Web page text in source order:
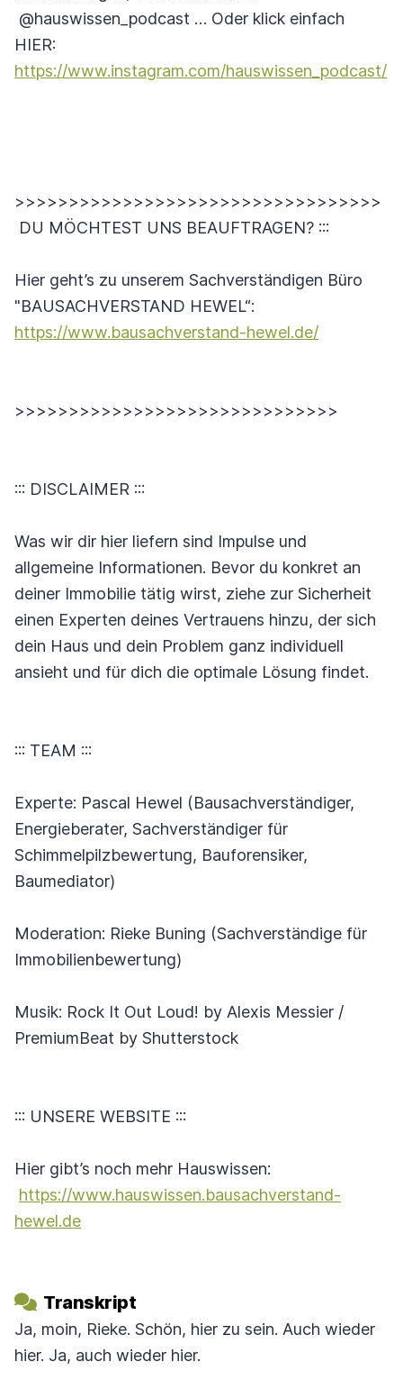
@hauswissen_podcast … Oder klick einfach
HIER:
https://www.instagram.com/hauswissen_podcast/
>>>>>>>>>>>>>>>>>>>>>>>>>>>>>>>>>>
DU MÖCHTEST UNS BEAUFTRAGEN? :::
Hier geht’s zu unserem Sachverständigen Büro
"BAUSACHVERSTAND HEWEL“:
https://www.bausachverstand-hewel.de/
>>>>>>>>>>>>>>>>>>>>>>>>>>>>>>
::: DISCLAIMER :::
Was wir dir hier liefern sind Impulse und
allgemeine Informationen. Bevor du konkret an
deiner Immobilie tätig wirst, ziehe zur Sicherheit
einen Experten deines Vertrauens hinzu, der sich
dein Haus und dein Problem ganz individuell
ansieht und für dich die optimale Lösung findet.
::: TEAM :::
Experte: Pascal Hewel (Bausachverständiger,
Energieberater, Sachverständiger für
Schimmelpilzbewertung, Bauforensiker,
Baumediator)
Moderation: Rieke Buning (Sachverständige für
Immobilienbewertung)
Musik: Rock It Out Loud! by Alexis Messier /
PremiumBeat by Shutterstock
::: UNSERE WEBSITE :::
Hier gibt’s noch mehr Hauswissen:
https://www.hauswissen.bausachverstand-
hewel.de
Transkript
Ja, moin, Rieke. Schön, hier zu sein. Auch wieder
hier. Ja, auch wieder hier.